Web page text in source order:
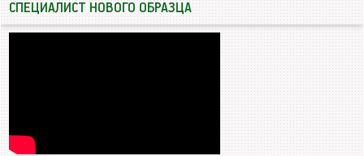
СПЕЦИАЛИСТ НОВОГО ОБРАЗЦА